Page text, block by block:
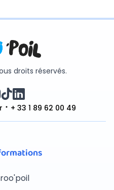
droits réservés.
+ 33 1 89 62 00 49